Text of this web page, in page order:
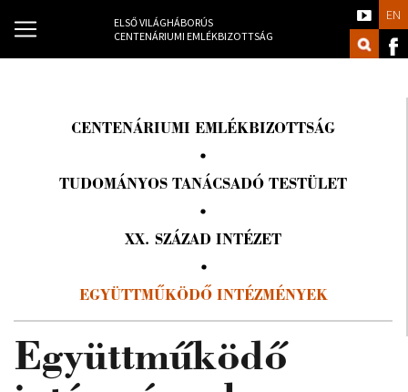
ELSŐ VILÁGHÁBORÚS
CENTENÁRIUMI EMLÉKBIZOTTSÁG
EN
CENTENÁRIUMI EMLÉKBIZOTTSÁG
TUDOMÁNYOS TANÁCSADÓ TESTÜLET
XX. SZÁZAD INTÉZET
EGYÜTTMŰKÖDŐ INTÉZMÉNYEK
Együttműködő